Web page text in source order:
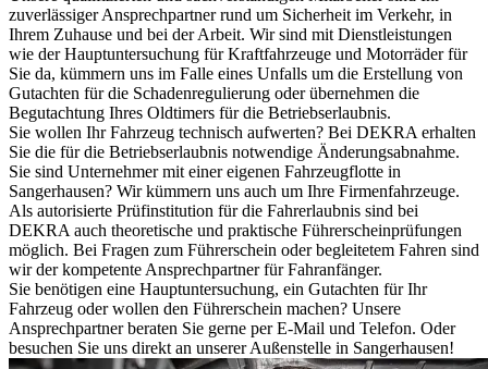
Hinweis
SamstagsausschließlichHauptuntersuchungenund
Sicherheitsprüfungen.
08:00–16:00 Uhr
Donnerstag
08:00–16:00 Uhr
zuverlässiger Ansprechpartner rund um Sicherheit im Verkehr, in
Ihrem Zuhause und bei der Arbeit. Wir sind mit Dienstleistungen
wie der Hauptuntersuchung für Kraftfahrzeuge und Motorräder für
Sie da, kümmern uns im Falle eines Unfalls um die Erstellung von
Gutachten für die Schadenregulierung oder übernehmen die
Begutachtung Ihres Oldtimers für die Betriebserlaubnis.
Sie wollen Ihr Fahrzeug technisch aufwerten? Bei DEKRA erhalten
Sie die für die Betriebserlaubnis notwendige Änderungsabnahme.
Sie sind Unternehmer mit einer eigenen Fahrzeugflotte in
Sangerhausen? Wir kümmern uns auch um Ihre Firmenfahrzeuge.
Als autorisierte Prüfinstitution für die Fahrerlaubnis sind bei
DEKRA auch theoretische und praktische Führerscheinprüfungen
möglich. Bei Fragen zum Führerschein oder begleitetem Fahren sind
wir der kompetente Ansprechpartner für Fahranfänger.
Sie benötigen eine Hauptuntersuchung, ein Gutachten für Ihr
Fahrzeug oder wollen den Führerschein machen? Unsere
Ansprechpartner beraten Sie gerne per E-Mail und Telefon. Oder
besuchen Sie uns direkt an unserer Außenstelle in Sangerhausen!